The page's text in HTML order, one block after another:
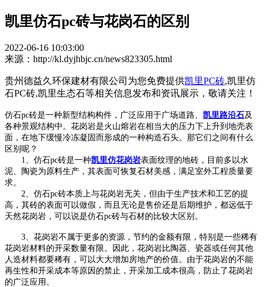
凯里仿石pc砖与花岗石的区别
2022-06-16 10:03:00
来源：http://kl.dyjhbjc.cn/news823305.html
贵州德益久环保建材有限公司为您免费提供凯里PC砖,凯里仿
石PC砖,凯里生态石等相关信息发布和资讯展示，敬请关注！
仿石pc砖是一种新型结构构件，广泛应用于广场道路、 凯里路沿石及
各种景观结构中。花岗岩是火山熔岩在相当大的压力下上升到地壳表
面，在地下缓慢冷冻凝固而形成的一种构造石头。那它们之间有什么
区别呢？
1、仿石pc砖是一种凯里仿花岗岩表面纹理的地砖，目前多以水
泥、陶瓷为原料生产，其表面可恢复石材美感，满足室外工程质量要
求。
2、仿石pc砖本质上与花岗岩无关，但由于生产技术和工艺的提
高，其砖的表面可以做假，而且无论是售价还是后期维护，都远低于
天然花岗岩，可以说是仿石pc砖与石材的比较大区别。
3、花岗岩不属于更多的资源，节约的金额有限，特别是一些稀有
花岗岩材料的开采数量有限。因此，花岗岩比陶器、瓷器或任何其他
人造材料都要稀有，可以大大增加房地产的价值。由于花岗岩的不能
再生性和开采成本等原因的禁止，开采加工成本很高，防止了花岗岩
的广泛应用。